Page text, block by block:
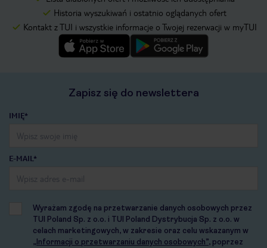
Historia wyszukiwań i ostatnio oglądanych ofert
Kontakt z TUI i wszystkie informacje o Twojej rezerwacji w myTUI
Zapisz się do newslettera
IMIĘ*
E-MAIL*
Wyrażam zgodę na przetwarzanie danych osobowych przez
TUI Poland Sp. z o.o. i TUI Poland Dystrybucja Sp. z o.o. w
celach marketingowych, w zakresie oraz celu wskazanym w
„Informacji o przetwarzaniu danych osobowych”, poprzez